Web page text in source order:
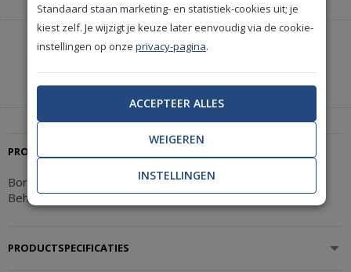
Heeft u hulp nodig of wilt u telefonisch bestellen?
+31(0)85 888 3671 | Start met chatten
PRODUCTBESCHRIJVING
Borastapeter Cottage Garden Nightingale Garden 3564
Behang
PRODUCTSPECIFICATIES
Standaard staan marketing- en statistiek-cookies uit; je
kiest zelf. Je wijzigt je keuze later eenvoudig via de cookie-
instellingen op onzeprivacy-pagina.
ACCEPTEER ALLES
WEIGEREN
INSTELLINGEN